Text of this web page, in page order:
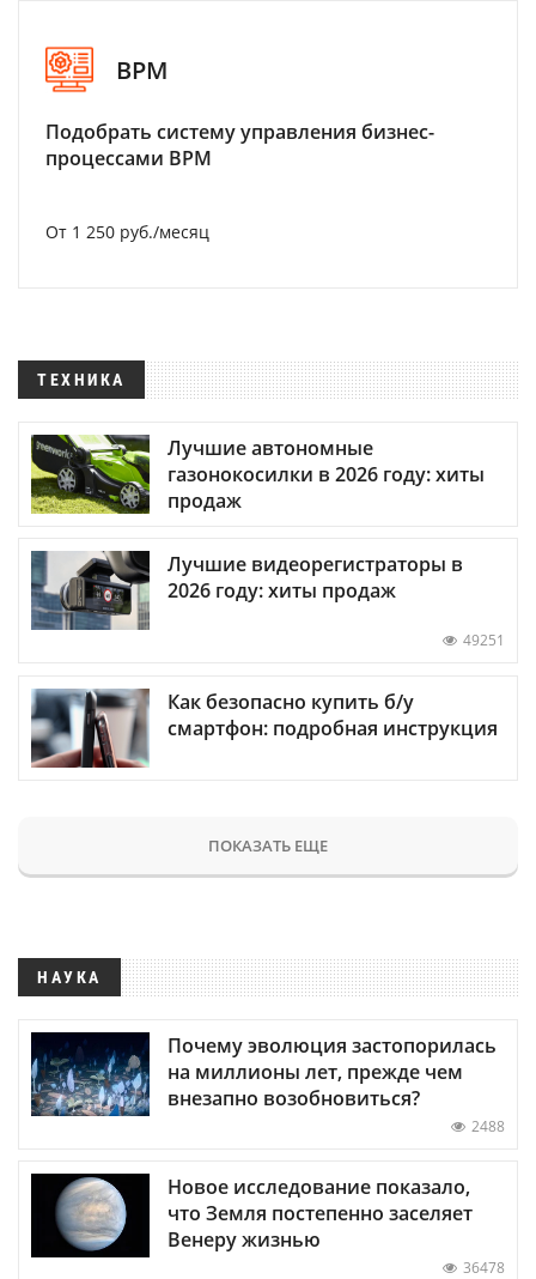
BPM
Подобрать систему управления бизнес-
процессами BPM
От 1 250 руб./месяц
ТЕХНИКА
Лучшие автономные
газонокосилки в 2026 году: хиты
продаж
Лучшие видеорегистраторы в
2026 году: хиты продаж
49251
Как безопасно купить б/у
смартфон: подробная инструкция
ПОКАЗАТЬ ЕЩЕ
НАУКА
Почему эволюция застопорилась
на миллионы лет, прежде чем
внезапно возобновиться?
2488
Новое исследование показало,
что Земля постепенно заселяет
Венеру жизнью
36478